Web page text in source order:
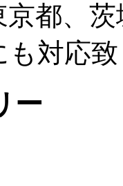
都、
も対応
ー